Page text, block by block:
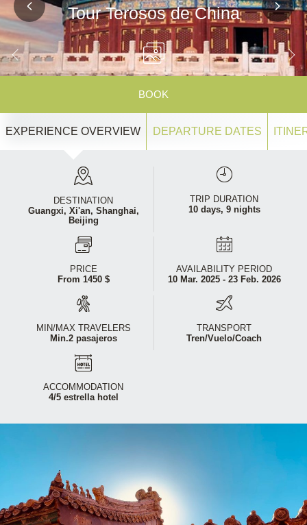
Tour Terosos de China
EXPERIENCE OVERVIEW DEPARTURE DATES
BOOK
DESTINATION
Guangxi, Xi'an, Shanghai,
Beijing
TRIP DURATION
10 days, 9 nights
PRICE
From 1450 $
AVAILABILITY PERIOD
10 Mar. 2025 - 23 Feb. 2026
MIN/MAX TRAVELERS
Min.2 pasajeros
TRANSPORT
Tren/Vuelo/Coach
ACCOMMODATION
4/5 estrella hotel